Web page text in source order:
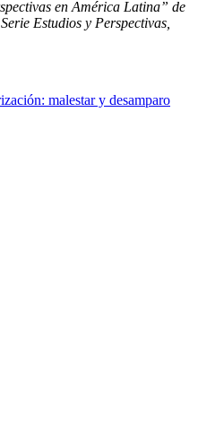
en América Latina” de
Estudios y Perspectivas,
malestar y desamparo